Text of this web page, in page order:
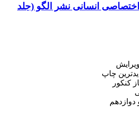
انسانی نشر الگو (جلد
چاپ
کنکور
دوازدهم